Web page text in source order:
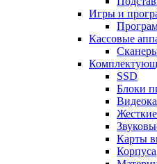
Игры и
Кассовые
SSD
Блоки
Карты
Корпуса